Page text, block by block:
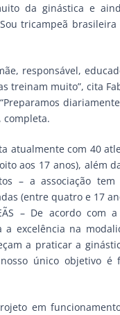
da ginástica e
tricampeã brasileira
responsável,
treinam muito”, cita
completa.
atualmente com 40
aos 17 anos), além
– a associação
(entre quatro e 17
– De acordo com
a excelência na
a praticar a
único objetivo é
em